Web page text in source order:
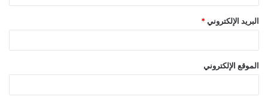
البريد الإلكتروني *
الموقع الإلكتروني